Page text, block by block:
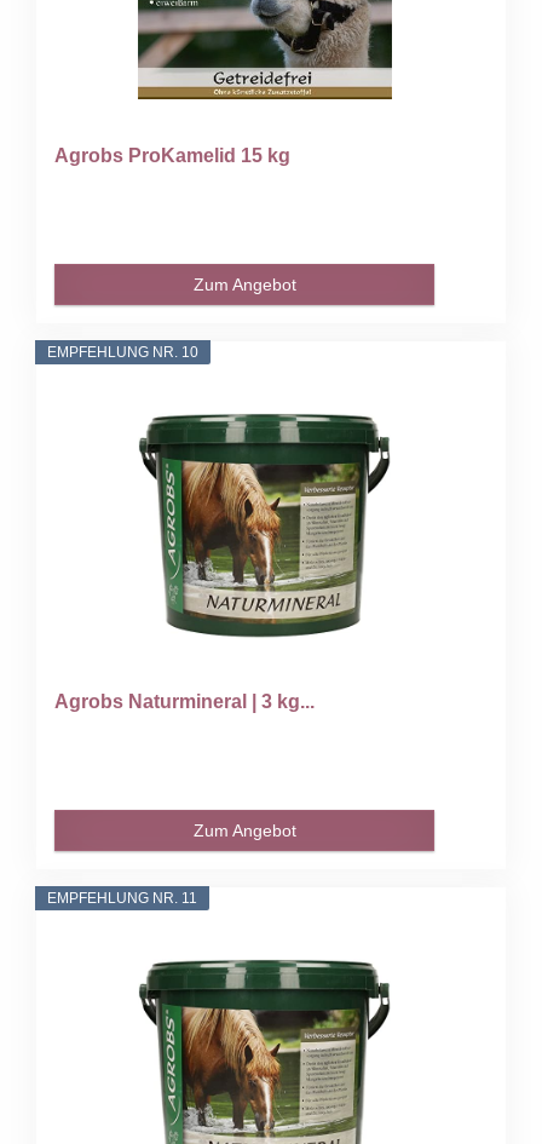
Agrobs ProKamelid 15 kg
Zum Angebot
EMPFEHLUNG NR. 10
Agrobs Naturmineral | 3 kg...
Zum Angebot
EMPFEHLUNG NR. 11